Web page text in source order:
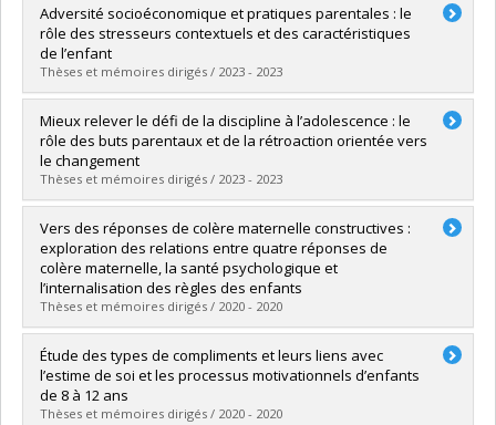
Graduate :Lemelin, Emilie
Cycle :Doctoral
Grade :Ph. D.
Lien vers le document dans Papyrus
Adversité socioéconomique et pratiques parentales : le
rôle des stresseurs contextuels et des caractéristiques
de l’enfant
Thèses et mémoires dirigés / 2023 - 2023
Graduate :Labelle, Laurence
Cycle :Doctoral
Grade :Ph. D.
Lien vers le document dans Papyrus
Mieux relever le défi de la discipline à l’adolescence : le
rôle des buts parentaux et de la rétroaction orientée vers
le changement
Thèses et mémoires dirigés / 2023 - 2023
Graduate :Roy, Mélodie
Cycle :Doctoral
Grade :Ph. D.
Lien vers le document dans Papyrus
Vers des réponses de colère maternelle constructives :
exploration des relations entre quatre réponses de
colère maternelle, la santé psychologique et
l’internalisation des règles des enfants
Thèses et mémoires dirigés / 2020 - 2020
Graduate :Beaudet-Ménard, Marie-Claude
Cycle :Doctoral
Grade :Ph. D.
Lien vers le document dans Papyrus
Étude des types de compliments et leurs liens avec
l’estime de soi et les processus motivationnels d’enfants
de 8 à 12 ans
Thèses et mémoires dirigés / 2020 - 2020